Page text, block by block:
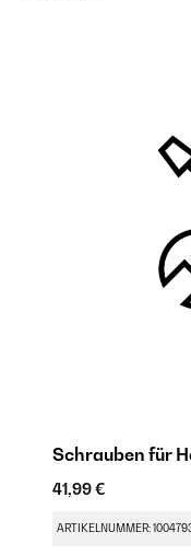
Schrauben für
41,99 €
ARTIKELNUMMER: